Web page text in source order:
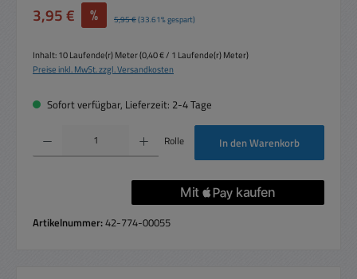
Verkaufspreis:
3,95 € % Regulärer Preis:
5,95 €(33.61% gespart)
Inhalt:10 Laufende(r) Meter(0,40 € / 1 Laufende(r) Meter)
Preise inkl. MwSt. zzgl. Versandkosten
Sofort verfügbar, Lieferzeit: 2-4 Tage
Produkt Anzahl: Gib den gewünschten Wert ein oder benutze die Schaltflächen um
Rolle In den Warenkorb
Artikelnummer:42-774-00055